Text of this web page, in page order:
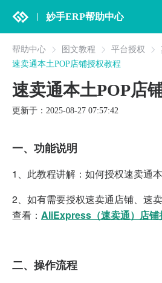
妙手ERP帮助中心
帮助中心 图文教程 平台授权
速卖通本土POP店铺授权教程
速卖通本土POP店
更新于：2025-08-27 07:57:42
一、功能说明
1、此教程讲解：如何授权速卖通
2、如有需要授权速卖通店铺、速
查看： AliExpress（速卖通）店铺
二、操作流程